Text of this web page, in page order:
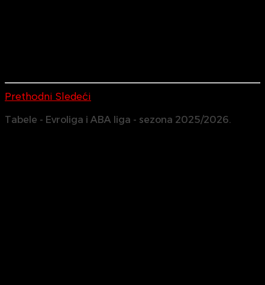
Prethodni Sledeći
Tabele - Evroliga i ABA liga - sezona 2025/2026.